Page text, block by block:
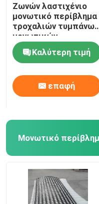
Ζωνών λαστιχένιο
μονωτικό περίβλημα
τροχαλιών τυμπάνων
μονωτικών
περιβλημάτων
τροχαλιών
μεταφορέων
κεραμικό
Καλύτερη τιμή
επαφή